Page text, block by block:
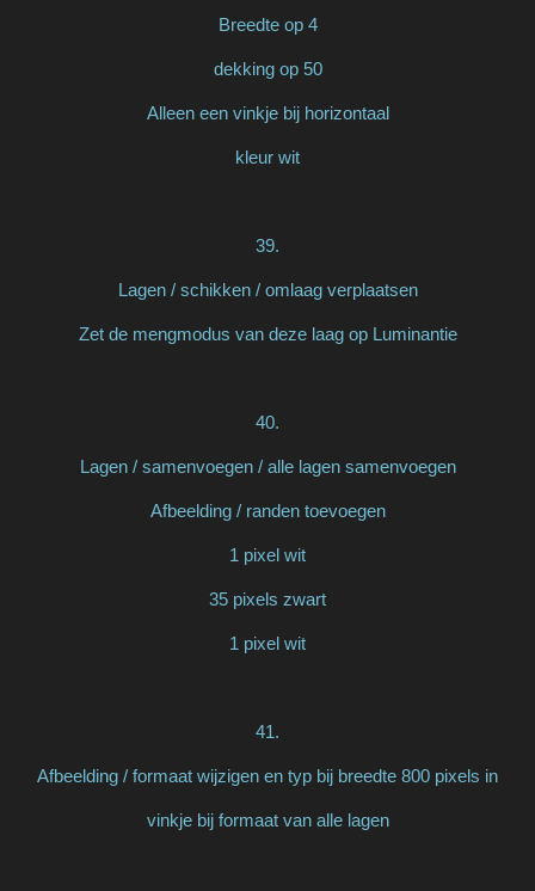
Breedte op 4
dekking op 50
Alleen een vinkje bij horizontaal
kleur wit
39.
Lagen / schikken / omlaag verplaatsen
Zet de mengmodus van deze laag op Luminantie
40.
Lagen / samenvoegen / alle lagen samenvoegen
Afbeelding / randen toevoegen
1 pixel wit
35 pixels zwart
1 pixel wit
41.
Afbeelding / formaat wijzigen en typ bij breedte 800 pixels in
vinkje bij formaat van alle lagen